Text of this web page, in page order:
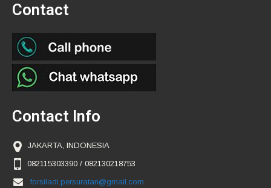
Contact
Contact Info
JAKARTA, INDONESIA
082115303390 / 082130218753
forsiladi.persuratan@gmail.com